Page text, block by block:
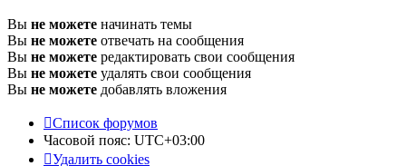
Вы не можете начинать темы
Вы не можете отвечать на сообщения
Вы не можете редактировать свои сообщения
Вы не можете удалять свои сообщения
Вы не можете добавлять вложения
Список форумов
Часовой пояс: UTC+03:00
Удалить cookies